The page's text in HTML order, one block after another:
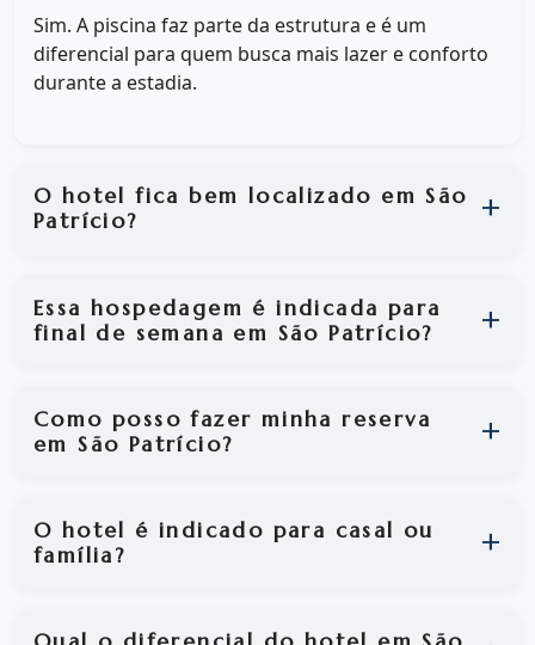
Sim. A piscina faz parte da estrutura e é um
diferencial para quem busca mais lazer e conforto
durante a estadia.
O hotel fica bem localizado em São
Patrício?
Essa hospedagem é indicada para
final de semana em São Patrício?
Como posso fazer minha reserva
em São Patrício?
O hotel é indicado para casal ou
família?